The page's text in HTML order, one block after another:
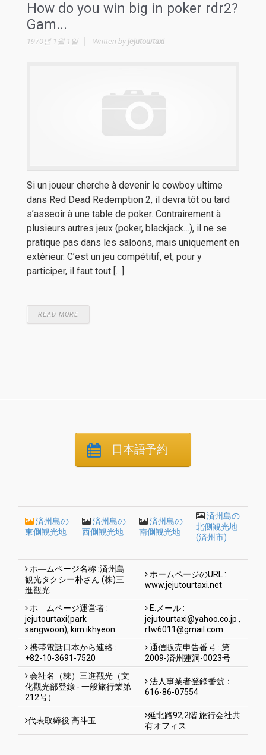
How do you win big in poker rdr2?
Gam...
1970년 1월 1일 Written by jejutourtaxi
Si un joueur cherche à devenir le cowboy ultime
dans Red Dead Redemption 2, il devra tôt ou tard
s’asseoir à une table de poker. Contrairement à
plusieurs autres jeux (poker, blackjack…), il ne se
pratique pas dans les saloons, mais uniquement en
extérieur. C’est un jeu compétitif, et, pour y
participer, il faut tout […]
READ MORE
日本語予約
済州島の
東側観光地
済州島の
西側観光地
済州島の
南側観光地
済州島の
北側観光地
(済州市)
ホ―ムページ名称 :済州島
観光タクシー朴さん (株)三
進觀光
ホームページのURL :
www.jejutourtaxi.net
ホ―ムページ運営者 :
jejutourtaxi(park
sangwoon), kim ikhyeon
E.メール :
jejutourtaxi@yahoo.co.jp ,
rtw6011@gmail.com
携帯電話日本から連絡 :
+82-10-3691-7520
通信販売申告番号 : 第
2009-済州蓮洞-0023号
会社名（株）三進觀光（文
化觀光部登錄 - 一般旅行業第
212号）
法人事業者登錄番號：
616-86-07554
代表取締役 高斗玉
延北路92,2階 旅行会社共
有オフィス